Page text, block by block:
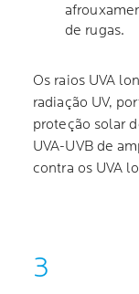
de rugas.
Os raios UVA
radiação UV,
proteção solar
UVA-UVB de
contra os UVA